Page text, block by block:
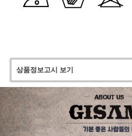
상품정보고시 보기